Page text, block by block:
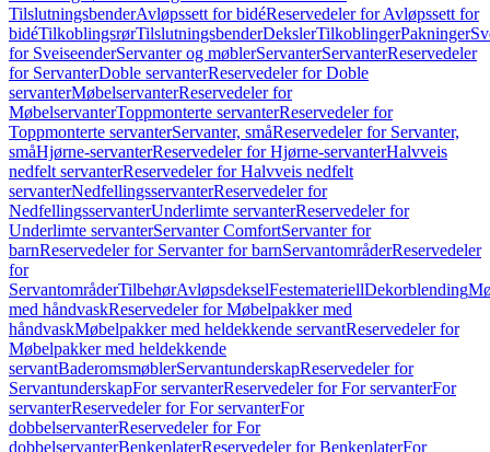
TilslutningsbenderAvløpssett for bidéReservedeler for Avløpssett for
bidéTilkoblingsrørTilslutningsbenderDekslerTilkoblingerPakninger
for SveiseenderServanter og møblerServanterServanterReservedeler
for ServanterDoble servanterReservedeler for Doble
servanterMøbelservanterReservedeler for
MøbelservanterToppmonterte servanterReservedeler for
Toppmonterte servanterServanter, småReservedeler for Servanter,
småHjørne-servanterReservedeler for Hjørne-servanterHalvveis
nedfelt servanterReservedeler for Halvveis nedfelt
servanterNedfellingsservanterReservedeler for
NedfellingsservanterUnderlimte servanterReservedeler for
Underlimte servanterServanter ComfortServanter for
barnReservedeler for Servanter for barnServantområderReservedeler
for
ServantområderTilbehørAvløpsdekselFestemateriellDekorblending
med håndvaskReservedeler for Møbelpakker med
håndvaskMøbelpakker med heldekkende servantReservedeler for
Møbelpakker med heldekkende
servantBaderomsmøblerServantunderskapReservedeler for
ServantunderskapFor servanterReservedeler for For servanterFor
servanterReservedeler for For servanterFor
dobbelservanterReservedeler for For
dobbelservanterBenkeplaterReservedeler for BenkeplaterFor